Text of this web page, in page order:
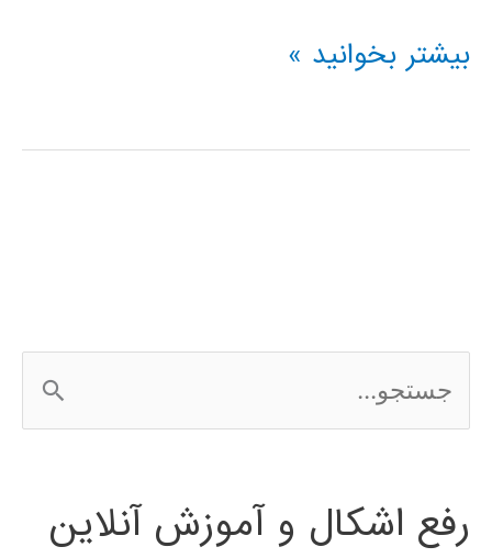
دانلود
Lonely
2016
بیشتر بخوانید »
س
ج
رفع اشکال و آموزش آنلاین